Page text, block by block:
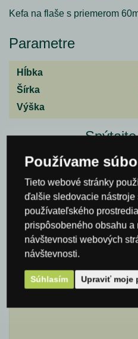
Kefa na flaše s priemerom
Parametre
Hĺbka
Šírka
Výška
Meno*
E-mail*
Používame
Tieto webové stránky
ďalšie sledovacie
používateľského
prispôsobeného obsahu a
návštevnosti webových
návštevnosti.
Súhlasím Upraviť moje